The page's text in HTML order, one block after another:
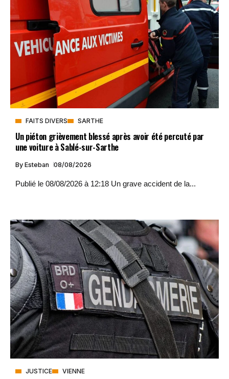
FAITS DIVERS SARTHE
Un piéton grièvement blessé après avoir été percuté par
une voiture à Sablé-sur-Sarthe
By Esteban 08/08/2026
Publié le 08/08/2026 à 12:18 Un grave accident de la...
JUSTICE VIENNE